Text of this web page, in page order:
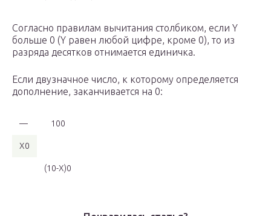
Согласно правилам вычитания столбиком, если Y
больше 0 (Y равен любой цифре, кроме 0), то из
разряда десятков отнимается единичка.
Если двузначное число, к которому определяется
дополнение, заканчивается на 0:
— 100
X0
(10-X)0